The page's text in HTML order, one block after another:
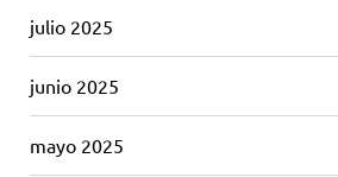
julio 2025
junio 2025
mayo 2025